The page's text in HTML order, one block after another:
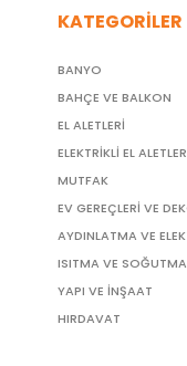
KATEGORİLER
BANYO
BAHÇE VE BALKON
EL ALETLERİ
ELEKTRİKLİ EL
MUTFAK
EV GEREÇLERİ VE
AYDINLATMA VE
ISITMA VE SOĞUTMA
YAPI VE İNŞAAT
HIRDAVAT